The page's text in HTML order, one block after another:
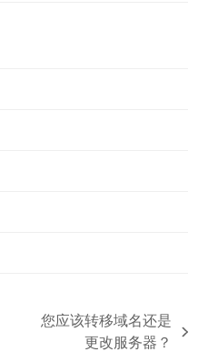
您应该转移域名还是
更改服务器？